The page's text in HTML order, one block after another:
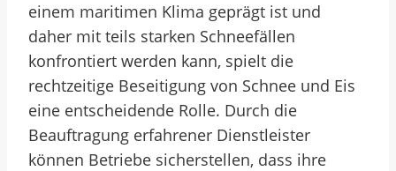
einem maritimen Klima geprägt ist und
daher mit teils starken Schneefällen
konfrontiert werden kann, spielt die
rechtzeitige Beseitigung von Schnee und Eis
eine entscheidende Rolle. Durch die
Beauftragung erfahrener Dienstleister
können Betriebe sicherstellen, dass ihre